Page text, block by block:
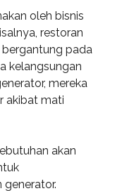
oleh bisnis
restoran
pada
kelangsungan
mereka
akibat mati
akan